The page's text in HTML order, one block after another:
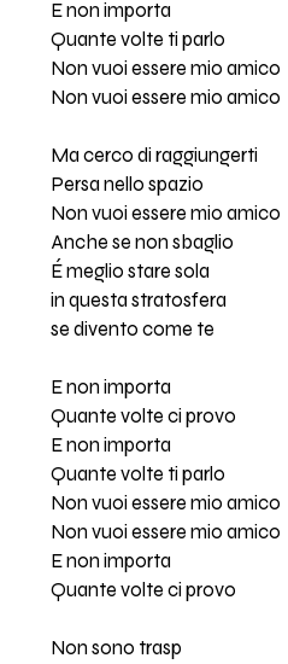
E non importa
Quante volte ti parlo
Non vuoi essere mio amico
Non vuoi essere mio amico
Ma cerco di raggiungerti
Persa nello spazio
Non vuoi essere mio amico
Anche se non sbaglio
É meglio stare sola
in questa stratosfera
se divento come te
E non importa
Quante volte ci provo
E non importa
Quante volte ti parlo
Non vuoi essere mio amico
Non vuoi essere mio amico
E non importa
Quante volte ci provo
Non sono trasp